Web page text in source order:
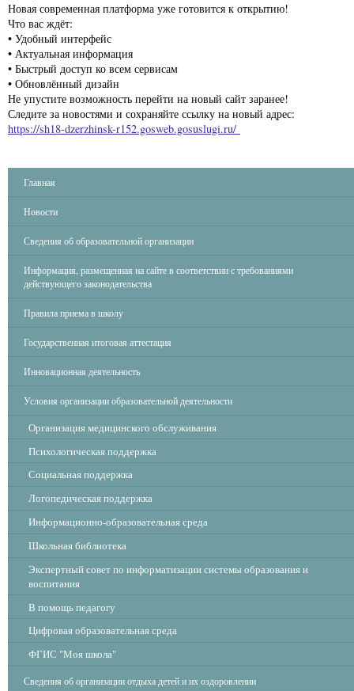
Новая современная платформа уже готовится к открытию!
Что вас ждёт:
• Удобный интерфейс
• Актуальная информация
• Быстрый доступ ко всем сервисам
• Обновлённый дизайн
Не упустите возможность перейти на новый сайт заранее!
Следите за новостями и сохраняйте ссылку на новый адрес:
https://sh18-dzerzhinsk-r152.gosweb.gosuslugi.ru/
Главная
Новости
Сведения об образовательной организации
Информация, размещенная на сайте в соответствии с требованиями
действующего законодательства
Правила приема в школу
Государственная итоговая аттестация
Инновационная деятельность
Условия организации образовательной деятельности
Организация медицинского обслуживания
Психологическая поддержка
Социальная поддержка
Логопедическая поддержка
Информационно-образовательная среда
Школьная библиотека
Экспертный совет по информатизации системы образования и
воспитания
В помощь педагогу
Цифровая образовательная среда
ФГИС "Моя школа"
Сведения об организации отдыха детей и их оздоровлении